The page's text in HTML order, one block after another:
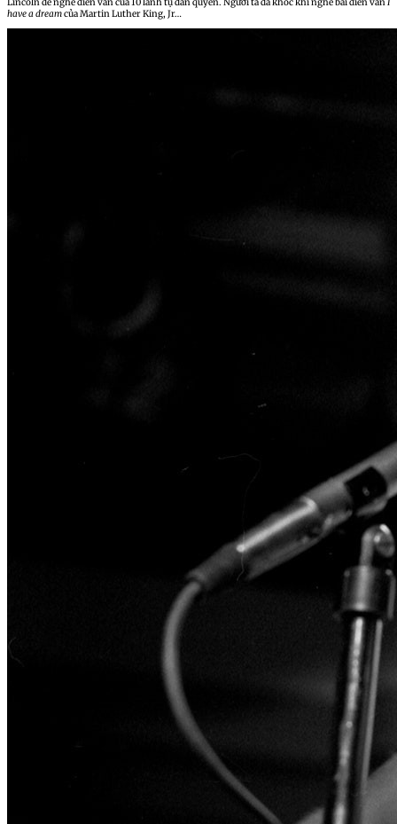
Lincoln để nghe diễn văn của 10 lãnh tụ dân quyền. Người ta đã khóc khi nghe bài diễn vănI
have a dreamcủa Martin Luther King, Jr…